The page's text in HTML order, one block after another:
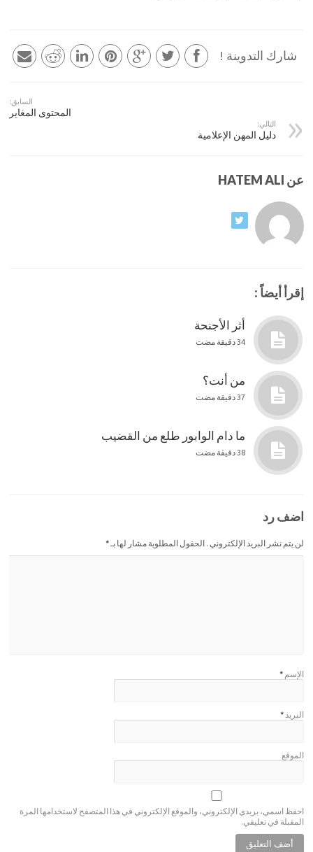
شارك التدوينة !
السابق:
المحتوى المغاير
التالي:
دليل المهن الإعلامية
عن HATEM ALI
إقرأ أيضاً :
أثر الأجنحة
34 دقيقة مضت
من أنت؟
37 دقيقة مضت
ما دام الوابور طلع من القضيب
38 دقيقة مضت
اضف رد
لن يتم نشر البريد الإلكتروني . الحقول المطلوبة مشار لها بـ*
الإسم *
البريد*
الموقع
احفظ اسمي، بريدي الإلكتروني، والموقع الإلكتروني في هذا المتصفح لاستخدامها المرة
المقبلة في تعليقي.